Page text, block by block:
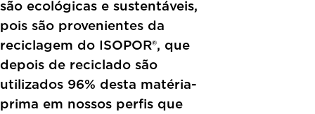
são ecológicas e sustentáveis,
pois são provenientes da
reciclagem do ISOPOR®, que
depois de reciclado são
utilizados 96% desta matéria-
prima em nossos perfis que